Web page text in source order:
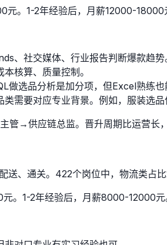
。1-2年经验后，月薪12000-
、社交媒体、行业报告判断爆款趋势
核算、质量控制。
选品分析是加分项，但Excel熟练也
需要对应专业背景。例如，服装选品
→供应链总监。晋升周期比运营长，
送、通关。422个岗位中，物流类占
。1-2年经验后，月薪8000-12000